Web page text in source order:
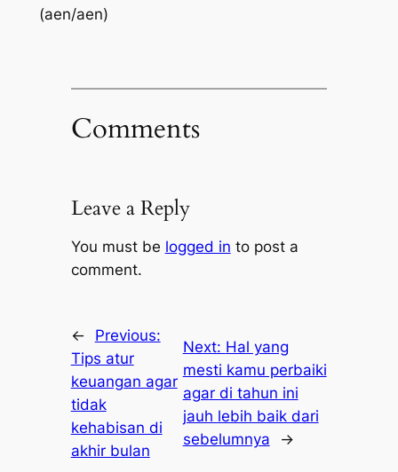
(aen/aen)
Comments
Leave a Reply
You must be logged in to post a
comment.
←
Previous:
Tips atur
keuangan agar
tidak
kehabisan di
akhir bulan
Next: Hal yang
mesti kamu perbaiki
agar di tahun ini
jauh lebih baik dari
sebelumnya
→